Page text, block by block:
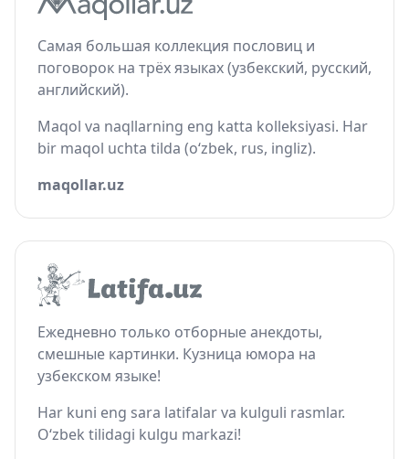
Самая большая коллекция пословиц и
поговорок на трёх языках (узбекский, русский,
английский).
Maqol va naqllarning eng katta kolleksiyasi. Har
bir maqol uchta tilda (o‘zbek, rus, ingliz).
maqollar.uz
Ежедневно только отборные анекдоты,
смешные картинки. Кузница юмора на
узбекском языке!
Har kuni eng sara latifalar va kulguli rasmlar.
O‘zbek tilidagi kulgu markazi!